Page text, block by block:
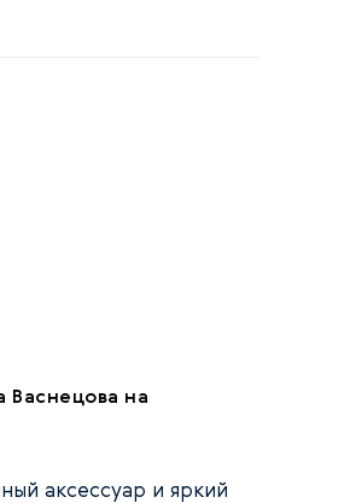
Васнецова на
аксессуар и яркий